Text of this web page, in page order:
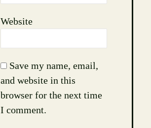
Website
Save my name, email,
and website in this
browser for the next time
I comment.